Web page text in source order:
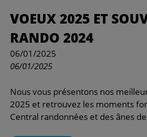
VOEUX 2025 ET
RANDO 2024
06/01/2025
06/01/2025
Nous vous présentons nos
2025 et retrouvez les moments
Central randonnées et des ânes